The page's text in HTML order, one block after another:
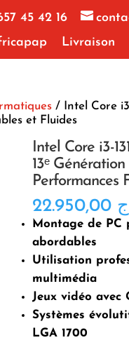
45 42 16
Livraison
/ Intel Core i3-
et Fluides
Intel Core i3-
13ᵉ
Performances
22.950,00
Montage de PC
abordables
Utilisation
multimédia
Jeux vidéo avec
Systèmes
LGA 1700